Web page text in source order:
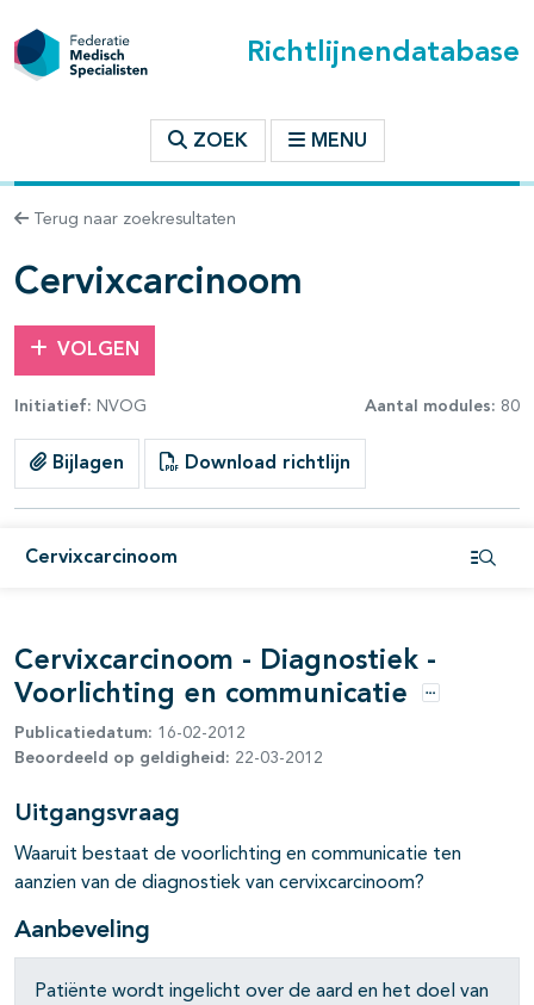
Richtlijnendatabase
ZOEK MENU
Terug naar zoekresultaten
Cervixcarcinoom
VOLGEN
Initiatief: NVOG Aantal modules: 80
Bijlagen Download richtlijn
Cervixcarcinoom
binnen deze richtlijn
open- en dichtklappen
open- en dichtklappen
open- en dichtklappen
open- en dichtklappen
Cervixcarcinoom - Diagnostiek -
Voorlichting en communicatie
Opties
Publicatiedatum: 16-02-2012
Beoordeeld op geldigheid: 22-03-2012
Uitgangsvraag
Waaruit bestaat de voorlichting en communicatie ten
aanzien van de diagnostiek van cervixcarcinoom?
Aanbeveling
Patiënte wordt ingelicht over de aard en het doel van